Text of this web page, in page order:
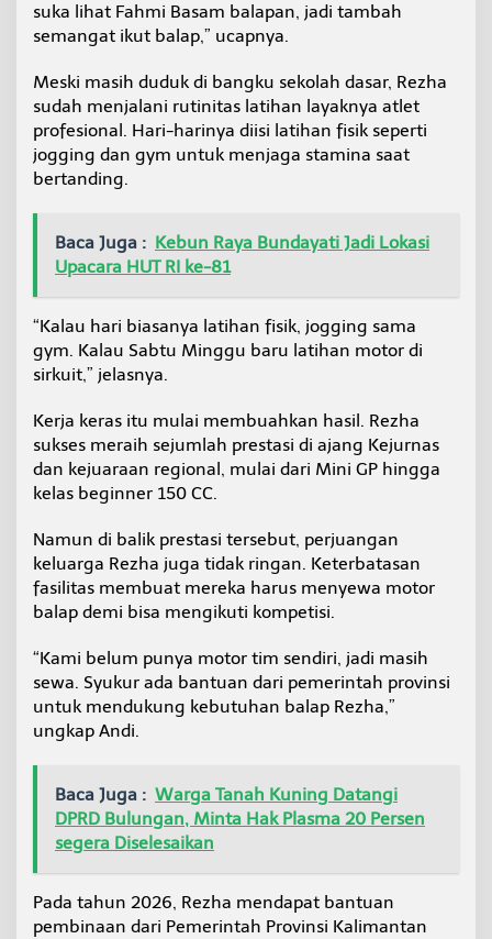
suka lihat Fahmi Basam balapan, jadi tambah
semangat ikut balap,” ucapnya.
Meski masih duduk di bangku sekolah dasar, Rezha
sudah menjalani rutinitas latihan layaknya atlet
profesional. Hari-harinya diisi latihan fisik seperti
jogging dan gym untuk menjaga stamina saat
bertanding.
Baca Juga : Kebun Raya Bundayati Jadi Lokasi
Upacara HUT RI ke-81
“Kalau hari biasanya latihan fisik, jogging sama
gym. Kalau Sabtu Minggu baru latihan motor di
sirkuit,” jelasnya.
Kerja keras itu mulai membuahkan hasil. Rezha
sukses meraih sejumlah prestasi di ajang Kejurnas
dan kejuaraan regional, mulai dari Mini GP hingga
kelas beginner 150 CC.
Namun di balik prestasi tersebut, perjuangan
keluarga Rezha juga tidak ringan. Keterbatasan
fasilitas membuat mereka harus menyewa motor
balap demi bisa mengikuti kompetisi.
“Kami belum punya motor tim sendiri, jadi masih
sewa. Syukur ada bantuan dari pemerintah provinsi
untuk mendukung kebutuhan balap Rezha,”
ungkap Andi.
Baca Juga : Warga Tanah Kuning Datangi
DPRD Bulungan, Minta Hak Plasma 20 Persen
segera Diselesaikan
Pada tahun 2026, Rezha mendapat bantuan
pembinaan dari Pemerintah Provinsi Kalimantan